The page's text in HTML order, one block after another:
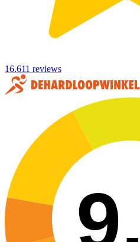
16.611 reviews